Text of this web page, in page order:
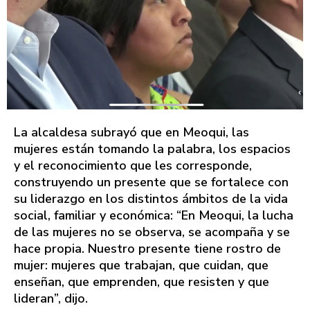
La alcaldesa subrayó que en Meoqui, las
mujeres están tomando la palabra, los espacios
y el reconocimiento que les corresponde,
construyendo un presente que se fortalece con
su liderazgo en los distintos ámbitos de la vida
social, familiar y económica: “En Meoqui, la lucha
de las mujeres no se observa, se acompaña y se
hace propia. Nuestro presente tiene rostro de
mujer: mujeres que trabajan, que cuidan, que
enseñan, que emprenden, que resisten y que
lideran”, dijo.